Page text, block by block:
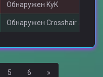
Обнаружен KyK
Обнаружен Crosshair awp
5 6 »